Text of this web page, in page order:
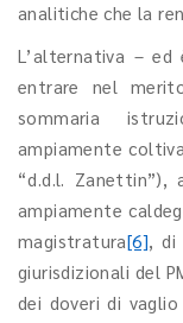
analitiche che la
L’alternativa –
entrare nel
sommaria
ampiamente
“d.d.l. Zanettin”),
ampiamente
magistratura[6], di
giurisdizionali del
dei doveri di